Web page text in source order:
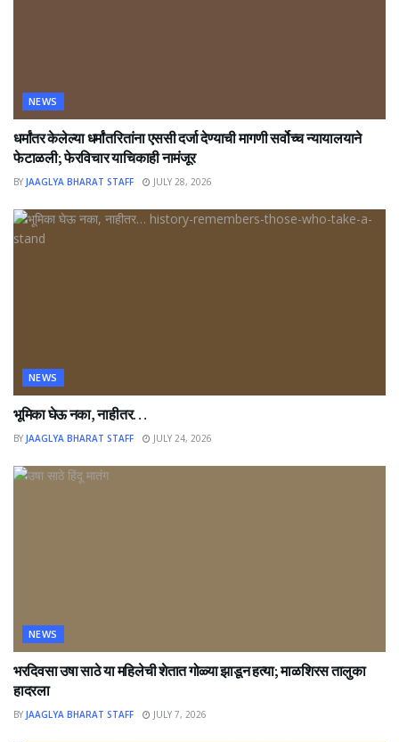
NEWS
धर्मांतर केलेल्या धर्मांतरितांना एससी दर्जा देण्याची मागणी सर्वोच्च न्यायालयाने
फेटाळली; फेरविचार याचिकाही नामंजूर
BY JAAGLYA BHARAT STAFF JULY 28, 2026
NEWS
भूमिका घेऊ नका, नाहीतर…
BY JAAGLYA BHARAT STAFF JULY 24, 2026
NEWS
भरदिवसा उषा साठे या महिलेची शेतात गोळ्या झाडून हत्या; माळशिरस तालुका
हादरला
BY JAAGLYA BHARAT STAFF JULY 7, 2026